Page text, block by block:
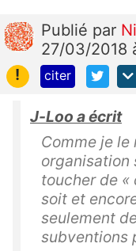
Publié par
27/03/2018
!
citer
J-Loo a écrit
Comme je le
organisation
toucher de
soit et
seulement
subventions